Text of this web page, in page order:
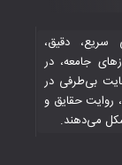
تایلند به
سریع، دقیق،
جامعه، در
بی‌طرفی در
روایت حقایق و
شکل می‌دهند.